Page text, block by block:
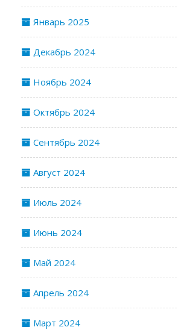
Январь 2025
Декабрь 2024
Ноябрь 2024
Октябрь 2024
Сентябрь 2024
Август 2024
Июль 2024
Июнь 2024
Май 2024
Апрель 2024
Март 2024